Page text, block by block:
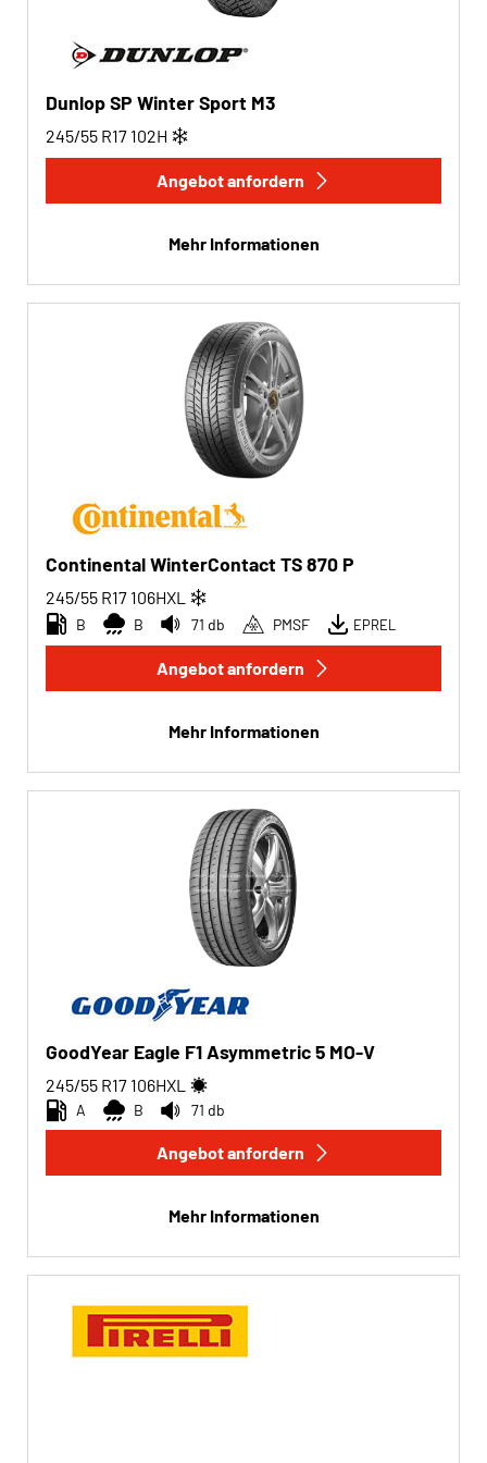
Dunlop SP Winter Sport M3
245/55 R17 102H
Angebot anfordern
Mehr Informationen
Continental WinterContact TS 870 P
245/55 R17 106HXL
B B 71 db PMSF EPREL
Angebot anfordern
Mehr Informationen
GoodYear Eagle F1 Asymmetric 5 MO-V
245/55 R17 106HXL
A B 71 db
Angebot anfordern
Mehr Informationen